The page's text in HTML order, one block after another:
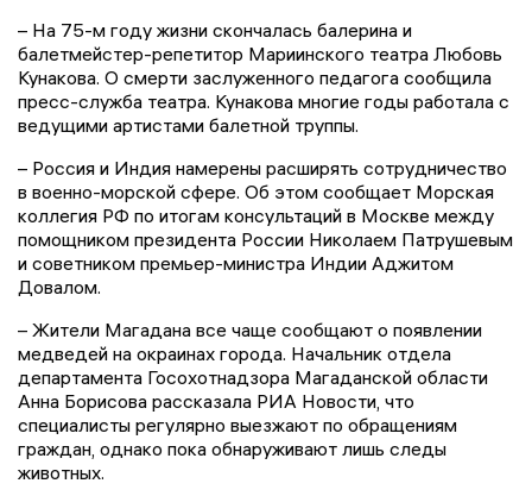
– На 75-м году жизни скончалась балерина и
балетмейстер-репетитор Мариинского театра Любовь
Кунакова. О смерти заслуженного педагога сообщила
пресс-служба театра. Кунакова многие годы работала с
ведущими артистами балетной труппы.
– Россия и Индия намерены расширять сотрудничество
в военно-морской сфере. Об этом сообщает Морская
коллегия РФ по итогам консультаций в Москве между
помощником президента России Николаем Патрушевым
и советником премьер-министра Индии Аджитом
Довалом.
– Жители Магадана все чаще сообщают о появлении
медведей на окраинах города. Начальник отдела
департамента Госохотнадзора Магаданской области
Анна Борисова рассказала РИА Новости, что
специалисты регулярно выезжают по обращениям
граждан, однако пока обнаруживают лишь следы
животных.